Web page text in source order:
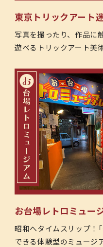
東京トリックアート
写真を撮ったり、作品に
遊べるトリックアート美
お台場レトロミュー
昭和へタイムスリップ！
できる体験型のミュージ